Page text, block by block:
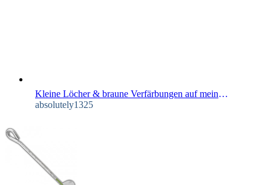
Kleine Löcher & braune Verfärbungen auf meiner Himbeere
absolutely1325